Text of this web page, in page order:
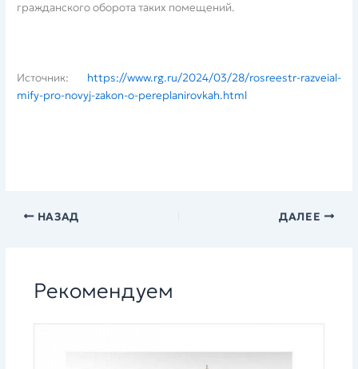
гражданского оборота таких помещений.
Источник: https://www.rg.ru/2024/03/28/rosreestr-razveial-
mify-pro-novyj-zakon-o-pereplanirovkah.html
НАЗАД ДАЛЕЕ
Рекомендуем